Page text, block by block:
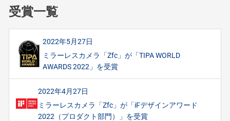
受賞一覧
2022年5月27日
ミラーレスカメラ「Zfc」が「TIPA WORLD
AWARDS 2022」を受賞
2022年4月27日
ミラーレスカメラ「Zfc」が「iFデザインアワード
2022（プロダクト部門）」を受賞